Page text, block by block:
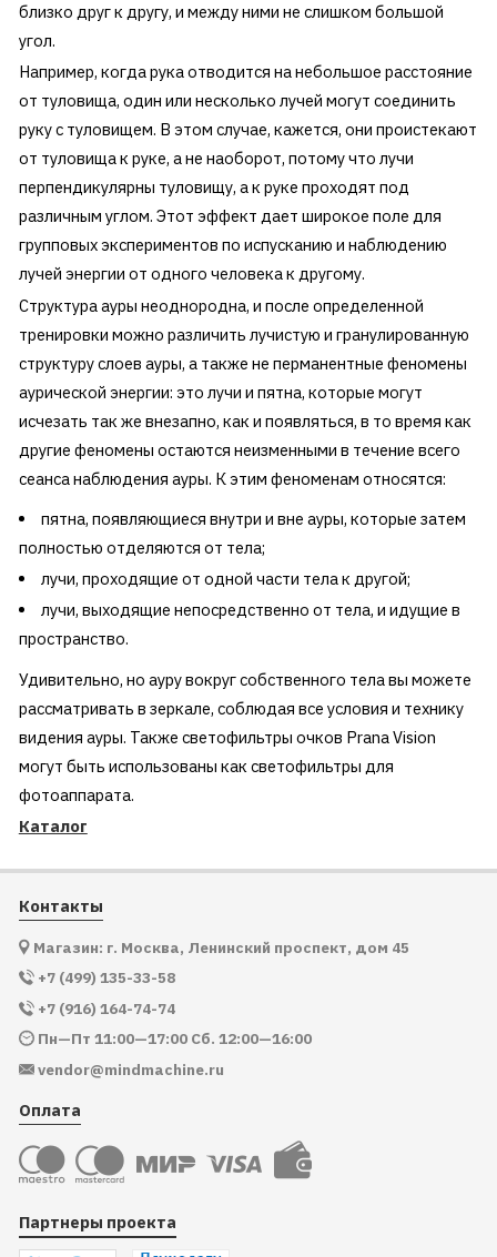
близко друг к другу, и между ними не слишком большой
угол.
Например, когда рука отводится на небольшое расстояние
от туловища, один или несколько лучей могут соединить
руку с туловищем. В этом случае, кажется, они проистекают
от туловища к руке, а не наоборот, потому что лучи
перпендикулярны туловищу, а к руке проходят под
различным углом. Этот эффект дает широкое поле для
групповых экспериментов по испусканию и наблюдению
лучей энергии от одного человека к другому.
Структура ауры неоднородна, и после определенной
тренировки можно различить лучистую и гранулированную
структуру слоев ауры, а также не перманентные феномены
аурической энергии: это лучи и пятна, которые могут
исчезать так же внезапно, как и появляться, в то время как
другие феномены остаются неизменными в течение всего
сеанса наблюдения ауры. К этим феноменам относятся:
пятна, появляющиеся внутри и вне ауры, которые затем
полностью отделяются от тела;
лучи, проходящие от одной части тела к другой;
лучи, выходящие непосредственно от тела, и идущие в
пространство.
Удивительно, но ауру вокруг собственного тела вы можете
рассматривать в зеркале, соблюдая все условия и технику
видения ауры. Также светофильтры очков Prana Vision
могут быть использованы как светофильтры для
фотоаппарата.
Каталог
Контакты
Магазин: г. Москва, Ленинский проспект, дом 45
+7 (499) 135-33-58
+7 (916) 164-74-74
Пн—Пт 11:00—17:00 Сб. 12:00—16:00
vendor@mindmachine.ru
Оплата
Партнеры проекта